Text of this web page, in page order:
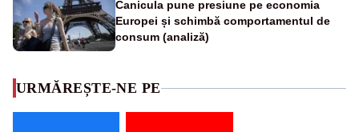
Canicula pune presiune pe economia
Europei și schimbă comportamentul de
consum (analiză)
URMĂREȘTE-NE PE